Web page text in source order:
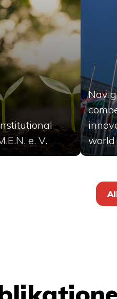
e. V.
world